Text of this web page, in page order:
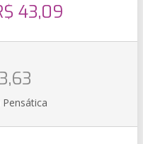
43,09